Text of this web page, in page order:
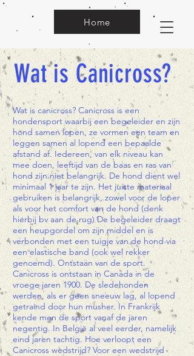
Home
Wat is Canicross?
Wat is canicross? Canicross is een
hondensport waarbij een begeleider en zijn
hond samen lopen, ze vormen een team en
leggen samen al lopend een bepaalde
afstand af. Iedereen, van elk niveau kan
mee doen, leeftijd van de baas en ras van
hond zijn niet belangrijk. De hond dient wel
minimaal 1 jaar te zijn. Het juiste materiaal
gebruiken is belangrijk, zowel voor de loper
als voor het comfort van de hond (denk
hierbij bv aan de rug) De begeleider draagt
een heupgordel om zijn middel en is
verbonden met een tuigje van de hond via
een elastische band (ook wel rekker
genoemd). Ontstaan van de sport.
Canicross is ontstaan in Canada in de
vroege jaren 1900. De sledehonden
werden, als er geen sneeuw lag, al lopend
getraind door hun musher. In Frankrijk
kende men de sport vanaf de jaren
negentig. In België al veel eerder, namelijk
eind jaren tachtig. Hoe verloopt een
Canicross wedstrijd? Voor een wedstrijd